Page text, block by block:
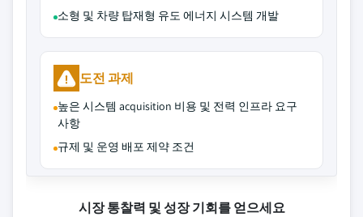
소형 및 차량 탑재형 유도 에너지 시스템 개발
도전 과제
높은 시스템 acquisition 비용 및 전력 인프라 요구
사항
규제 및 운영 배포 제약 조건
시장 통찰력 및 성장 기회를 얻으세요